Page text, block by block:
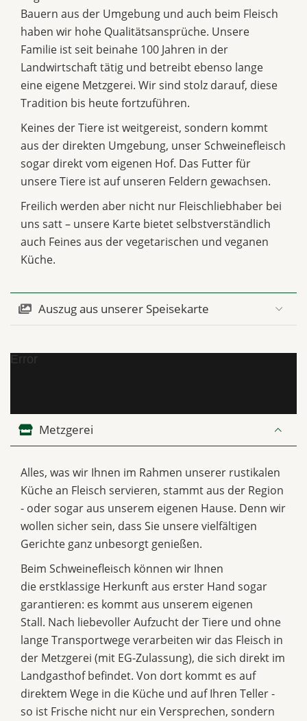
Bauern aus der Umgebung und auch beim Fleisch
haben wir hohe Qualitätsansprüche. Unsere
Familie ist seit beinahe 100 Jahren in der
Landwirtschaft tätig und betreibt ebenso lange
eine eigene Metzgerei. Wir sind stolz darauf, diese
Tradition bis heute fortzuführen.
Keines der Tiere ist weitgereist, sondern kommt
aus der direkten Umgebung, unser Schweinefleisch
sogar direkt vom eigenen Hof. Das Futter für
unsere Tiere ist auf unseren Feldern gewachsen.
Freilich werden aber nicht nur Fleischliebhaber bei
uns satt – unsere Karte bietet selbstverständlich
auch Feines aus der vegetarischen und veganen
Küche.
Auszug aus unserer Speisekarte
Error
Metzgerei
Alles, was wir Ihnen im Rahmen unserer rustikalen
Küche an Fleisch servieren, stammt aus der Region
- oder sogar aus unserem eigenen Hause. Denn wir
wollen sicher sein, dass Sie unsere vielfältigen
Gerichte ganz unbesorgt genießen.
Beim Schweinefleisch können wir Ihnen
die erstklassige Herkunft aus erster Hand sogar
garantieren: es kommt aus unserem eigenen
Stall. Nach liebevoller Aufzucht der Tiere und ohne
lange Transportwege verarbeiten wir das Fleisch in
der Metzgerei (mit EG-Zulassung), die sich direkt im
Landgasthof befindet. Von dort kommt es auf
direktem Wege in die Küche und auf Ihren Teller -
so ist Frische nicht nur ein Versprechen, sondern